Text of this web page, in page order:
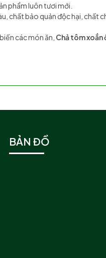
phẩm luôn tươi mới.
chất bảo quản độc hại, chất
các món ăn, Chả tôm xoắn
BẢN ĐỒ